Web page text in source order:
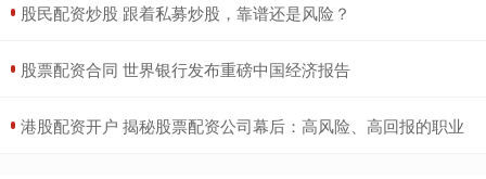
​股民配资炒股 跟着私募炒股，靠谱还是风险？
​股票配资合同 世界银行发布重磅中国经济报告
​港股配资开户 揭秘股票配资公司幕后：高风险、高回报的职业